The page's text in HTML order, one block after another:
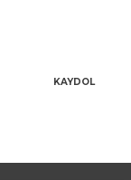
KAYDOL